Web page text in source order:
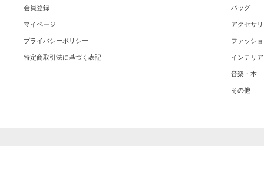
会員登録
マイページ
プライバシーポリシー
特定商取引法に基づく表記
バッグ
アクセサ
ファッシ
インテリア
音楽・本
その他